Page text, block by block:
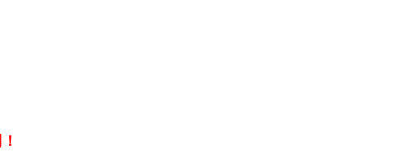
！